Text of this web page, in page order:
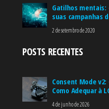
Gatilhos mentais:
suas campanhas
2 de setembro de 2020
POSTS RECENTES
Consent Mode
Como Adequar à
4 de junho de 2026